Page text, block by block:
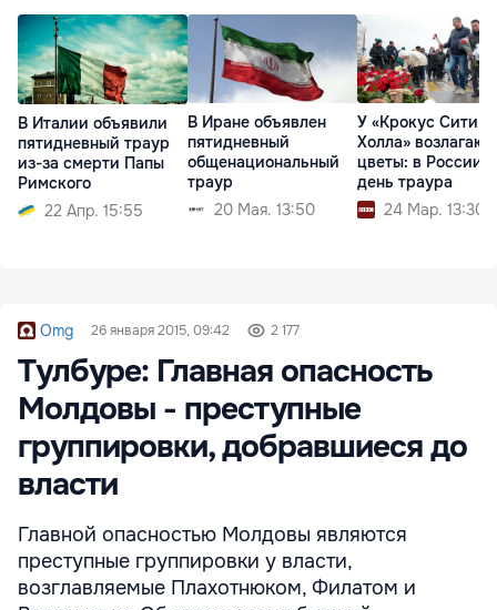
В Италии объявили
пятидневный траур
из-за смерти Папы
Римского
22 Апр. 15:55
В Иране объявлен
пятидневный
общенациональный
траур
20 Мая. 13:50
У «Крокус Сити
Холла» возлагают
цветы: в России -
день траура
24 Мар. 13:30
Omg 26 января 2015, 09:42 2 177
Тулбуре: Главная опасность
Молдовы - преступные
группировки, добравшиеся до
власти
Главной опасностью Молдовы являются
преступные группировки у власти,
возглавляемые Плахотнюком, Филатом и